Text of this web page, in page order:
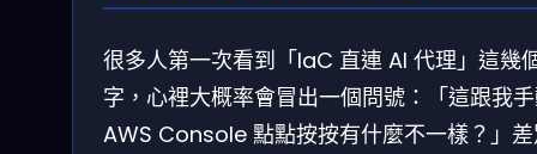
很多人第一次看到「IaC 直連 AI 代理」這幾
字，心裡大概率會冒出一個問號：「這跟我
AWS Console 點點按按有什麼不一樣？」